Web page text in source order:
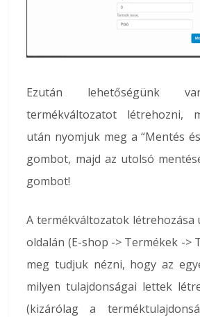
Ezután lehetőségünk
termékváltozatot létrehozni,
után nyomjuk meg a “Mentés
gombot, majd az utolsó
gombot!
A termékváltozatok létrehozása
oldalán (E-shop -> Termékek ->
meg tudjuk nézni, hogy az
milyen tulajdonságai lettek
(kizárólag a